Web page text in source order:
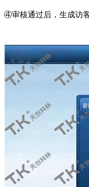
④审核通过后，生成访